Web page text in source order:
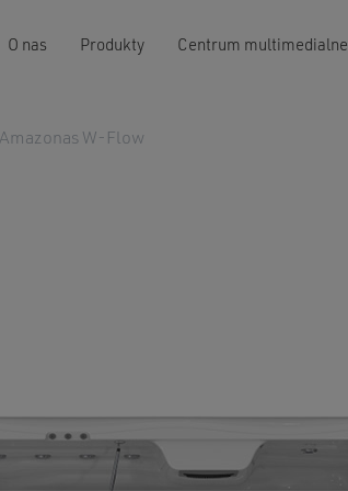
O nas Produkty Centrum multimedialne
W-Flow